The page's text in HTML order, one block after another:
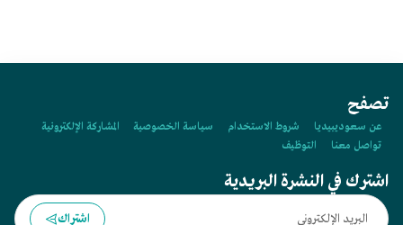
تصفح
عن سعوديبيديا شروط الاستخدام سياسة الخصوصية
المشاركة الإلكترونية
تواصل معنا
التوظيف
اشترك في النشرة البريدية
اشتراك